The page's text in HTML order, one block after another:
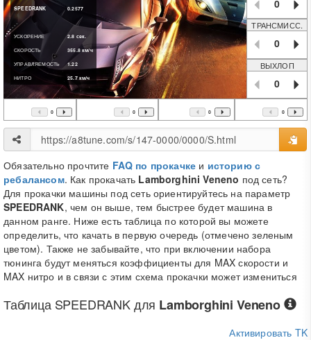
SPEEDRANK
0.2577
УСКОРЕНИЕ 2.8 сек.
СКОРОСТЬ
355.8км/ч
УПРАВЛЯЕМОСТЬ
1.22
НИТРО
25.7км/ч
0
ТРАНСМИСС.
0
ВЫХЛОП
0
0 0 0 0
Обязательно прочтите FAQ по прокачке и историю с
ребалансом. Как прокачать Lamborghini Veneno под сеть?
Для прокачки машины под сеть ориентируйтесь на параметр
SPEEDRANK, чем он выше, тем быстрее будет машина в
данном ранге. Ниже есть таблица по которой вы можете
определить, что качать в первую очередь (отмечено зеленым
цветом). Также не забывайте, что при включении набора
тюнинга будут меняться коэффициенты для MAX скорости и
MAX нитро и в связи с этим схема прокачки может измениться
Таблица SPEEDRANKдля Lamborghini Veneno
Активировать TK